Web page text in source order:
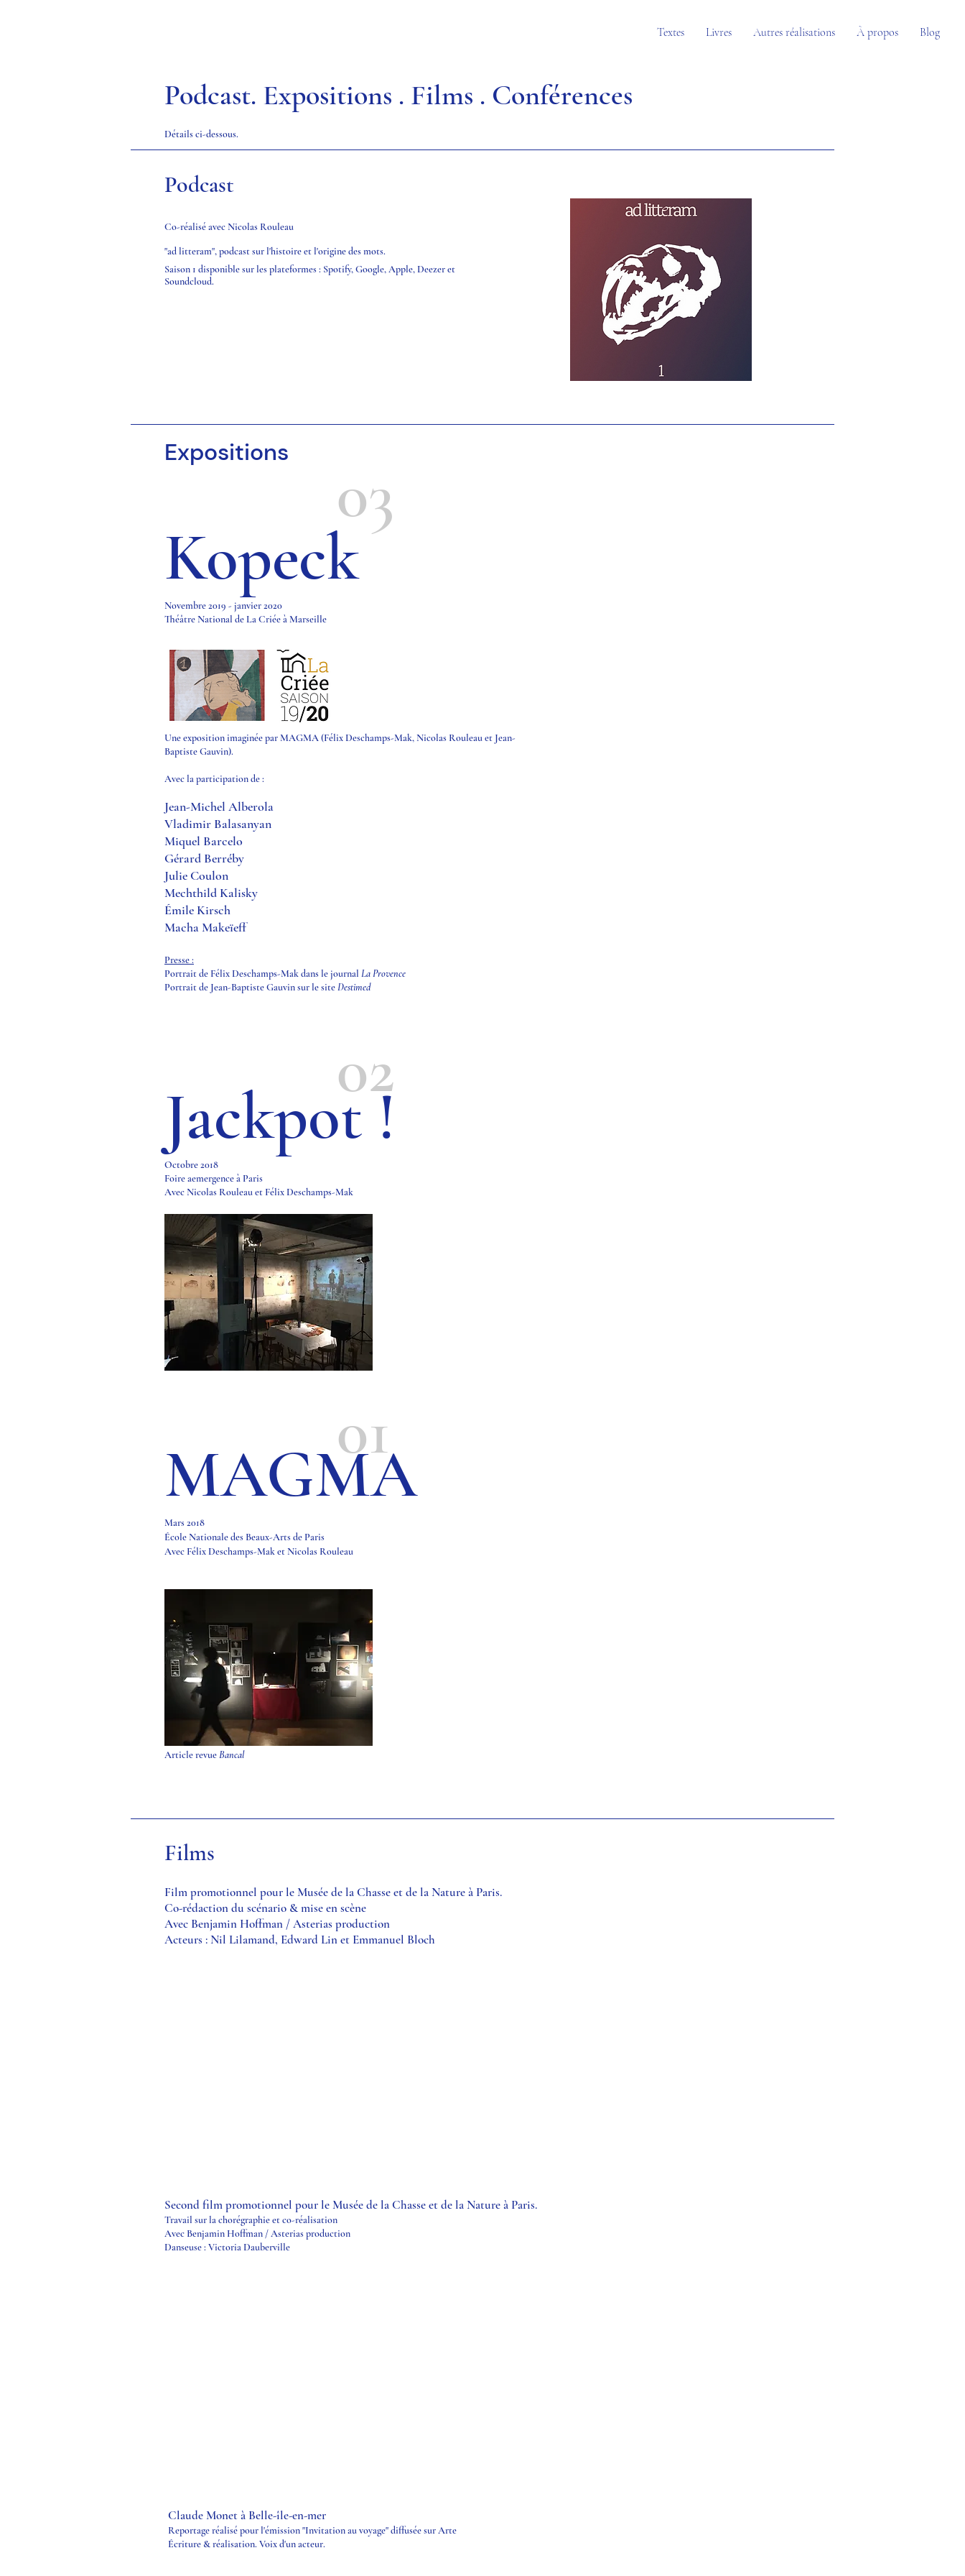
Textes Livres Autres réalisations À propos Blog
Podcast. Expositions . Films . Conférences
Détails ci-dessous.
Podcast
Co-réalisé avec Nicolas Rouleau
"ad litteram", podcast sur l'histoire et l'origine des mots.
Saison 1 disponible sur les plateformes : Spotify,Google, Apple,Deezeret
Soundcloud.
Expositions
Kopeck
Novembre 2019 - janvier 2020
Théâtre National de La Criée à Marseille
Une exposition imaginée par MAGMA (Félix Deschamps-Mak, Nicolas Rouleau et Jean-
Baptiste Gauvin).
Avec la participation de :
Jean-Michel Alberola
Vladimir Balasanyan
Miquel Barcelo
Gérard Berréby
Julie Coulon
Mechthild Kalisky
Émile Kirsch
Macha Makeïeff
Presse :
Portrait de Félix Deschamps-Mak dans le journal La Provence
Portrait de Jean-Baptiste Gauvin sur le siteDestimed
03
Jackpot !
Octobre 2018
Foire aemergence à Paris
Avec Nicolas Rouleau et Félix Deschamps-Mak
MAGMA
Mars 2018
École Nationale des Beaux-Arts de Paris
Avec Félix Deschamps-Mak et Nicolas Rouleau
Presse :
Article revueBancal
02
01
Films
Film promotionnel pour le Musée de la Chasse et de la Nature à Paris.
Co-rédaction du scénario & mise en scène
Avec Benjamin Hoffman / Asterias production
Acteurs : Nil Lilamand, Edward Lin et Emmanuel Bloch
Second film promotionnel pour le Musée de la Chasse et de la Nature à Paris.
Travail sur la chorégraphie et co-réalisation
Avec Benjamin Hoffman / Asterias production
Danseuse : Victoria Dauberville
Claude Monet à Belle-île-en-mer
Reportage réalisé pour l'émission "Invitation au voyage" diffusée sur Arte
Écriture & réalisation. Voix d'un acteur.